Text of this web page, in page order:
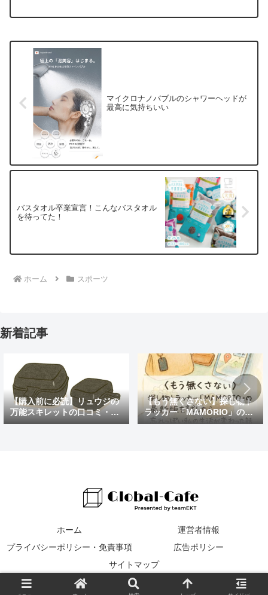
マイクロナノバブルのシャワーヘッドが
最高に気持ちいい
バスタオル卒業宣言！こんなバスタオル
を待ってた！
ホーム スポーツ
新着記事
【購入前に必読】リュウジの
万能スキレットの口コミ・評
判まとめ｜後悔しないための
【もう無くさない】探し物ト
ラッカー「MAMORIO」の最
新版を試したら、忘れっぽい
ホーム
運営者情報
プライバシーポリシー・免責事項
広告ポリシー
サイトマップ
© 2016 Global Cafe.